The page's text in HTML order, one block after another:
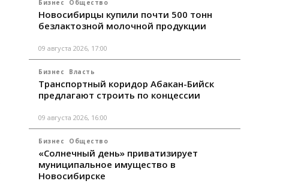
Бизнес Общество
Новосибирцы купили почти 500 тонн
безлактозной молочной продукции
09 августа 2026, 17:00
Бизнес Власть
Транспортный коридор Абакан-Бийск
предлагают строить по концессии
09 августа 2026, 16:00
Бизнес Общество
«Солнечный день» приватизирует
муниципальное имущество в
Новосибирске